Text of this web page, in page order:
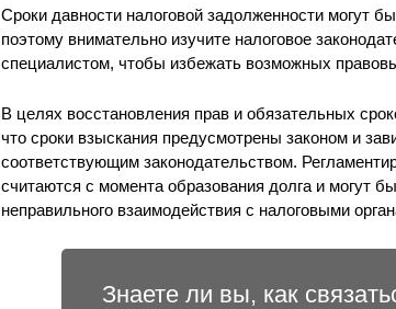
Сроки давности налоговой задолженности могут
поэтому внимательно изучите налоговое
специалистом, чтобы избежать возможных
В целях восстановления прав и обязательных
что сроки взыскания предусмотрены законом и
соответствующим законодательством.
считаются с момента образования долга и могут
неправильного взаимодействия с налоговыми
Знаете ли вы, как